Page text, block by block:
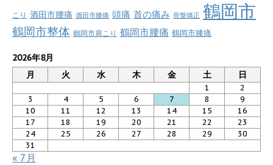
こり 酒田市腰痛 酒田市膝痛 頭痛 首の痛み 骨盤矯正 鶴岡市
鶴岡市整体 鶴岡市肩こり 鶴岡市腰痛 鶴岡市膝痛
2026年8月
月
火 水 木 金 土 日
1
2
3
4 5 6 7 8
9
10
11 12 13 14 15
16
17
18 19 20 21 22
23
24
25 26 27 28 29
30
31
« 7月